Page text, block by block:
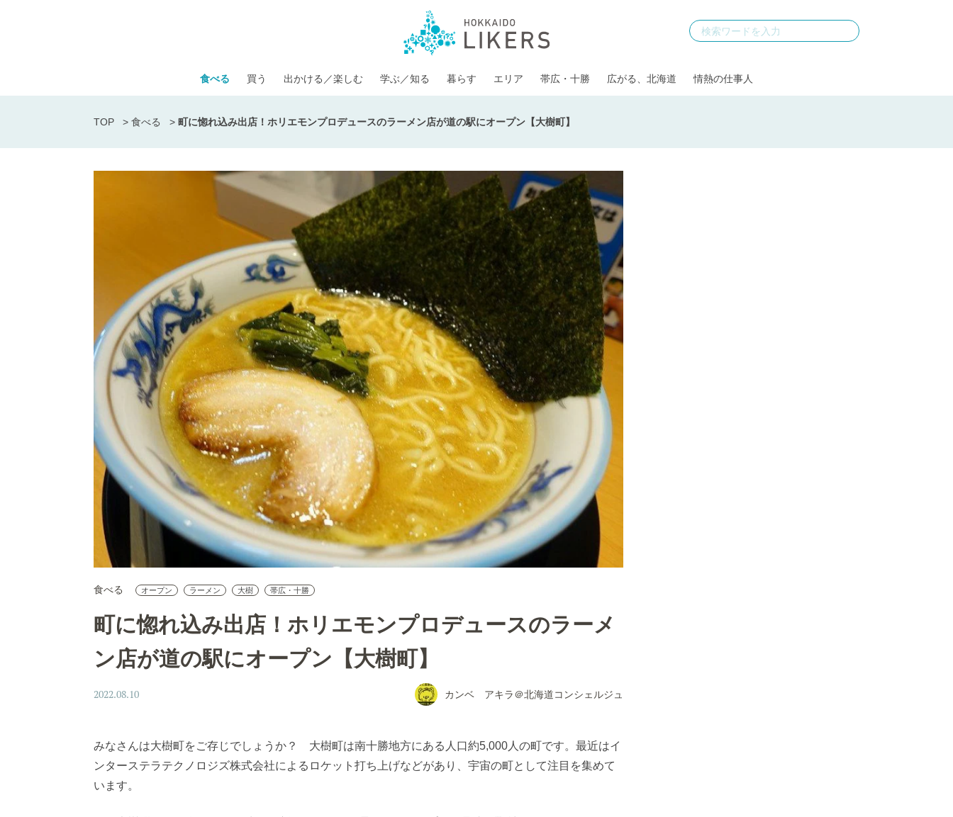
食べる 買う 出かける／楽しむ 学ぶ／知る 暮らす エリア 帯広・十勝 広がる、北海道 情熱の仕事人
TOP > 食べる > 町に惚れ込み出店！ホリエモンプロデュースのラーメン店が道の駅にオープン【大樹町】
食べる オープン ラーメン 大樹 帯広・十勝
町に惚れ込み出店！ホリエモンプロデュースのラーメ
ン店が道の駅にオープン【大樹町】
2022.08.10 カンベ アキラ＠北海道コンシェルジュ
みなさんは大樹町をご存じでしょうか？ 大樹町は南十勝地方にある人口約5,000人の町です。最近はイ
ンターステラテクノロジズ株式会社によるロケット打ち上げなどがあり、宇宙の町として注目を集めて
います。